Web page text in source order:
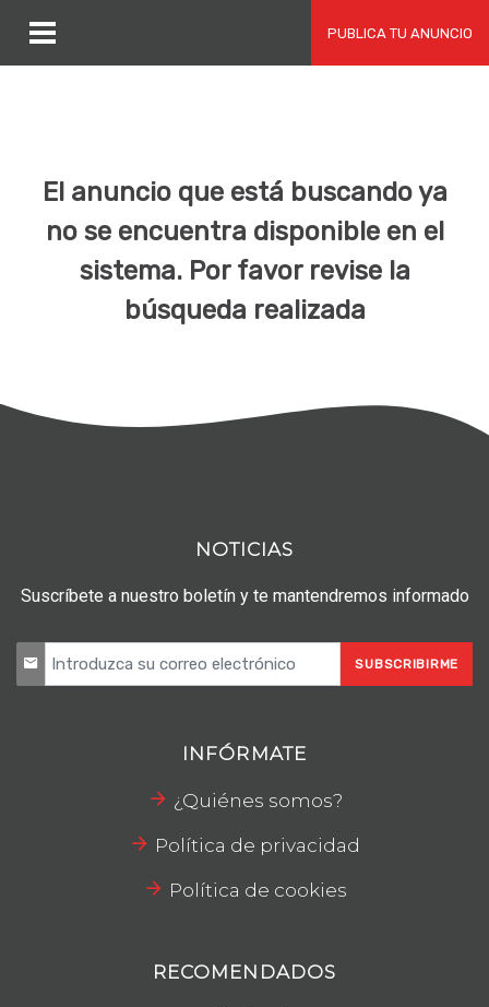
PUBLICA TU ANUNCIO
El anuncio que está buscando ya
no se encuentra disponible en el
sistema. Por favor revise la
búsqueda realizada
NOTICIAS
Suscríbete a nuestro boletín y te mantendremos informado
SUBSCRIBIRME
INFÓRMATE
¿Quiénes somos?
Política de privacidad
Política de cookies
RECOMENDADOS